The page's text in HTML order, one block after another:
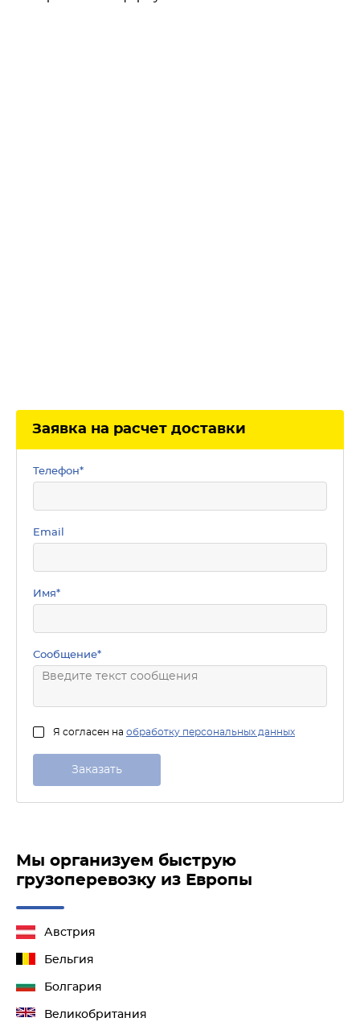
Заявка на расчет доставки
Телефон*
Email
Имя*
Сообщение*
Я согласен на обработку персональных данных
Мы организуем быструю
грузоперевозку из Европы
Австрия
Бельгия
Болгария
Великобритания